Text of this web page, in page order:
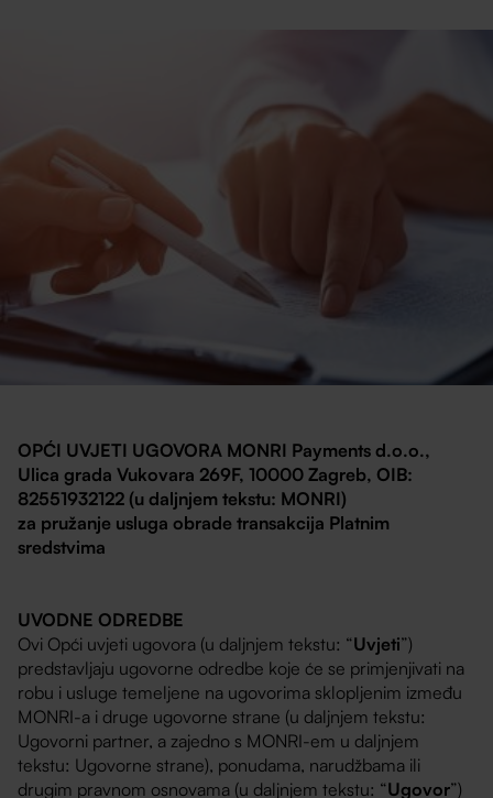
OPĆI UVJETI UGOVORA MONRI Payments d.o.o.,
Ulica grada Vukovara 269F, 10000 Zagreb, OIB:
82551932122 (u daljnjem tekstu: MONRI)
za pružanje usluga obrade transakcija Platnim
sredstvima
UVODNE ODREDBE
Ovi Opći uvjeti ugovora (u daljnjem tekstu: “Uvjeti”)
predstavljaju ugovorne odredbe koje će se primjenjivati na
robu i usluge temeljene na ugovorima sklopljenim između
MONRI-a i druge ugovorne strane (u daljnjem tekstu:
Ugovorni partner, a zajedno s MONRI-em u daljnjem
tekstu: Ugovorne strane), ponudama, narudžbama ili
drugim pravnom osnovama (u daljnjem tekstu: “Ugovor”)